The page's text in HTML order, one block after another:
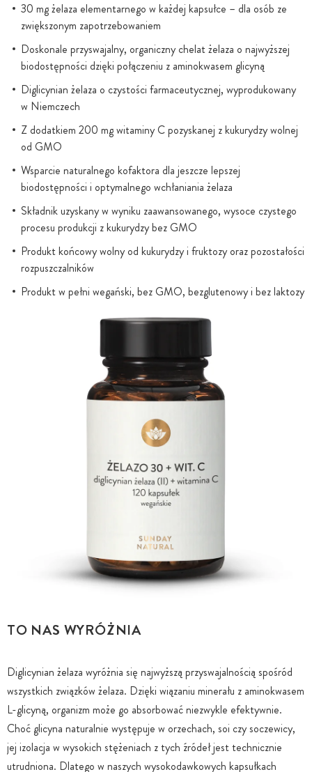
30 mg żelaza elementarnego w każdej kapsułce – dla osób ze
zwiększonym zapotrzebowaniem
Doskonale przyswajalny, organiczny chelat żelaza o najwyższej
biodostępności dzięki połączeniu z aminokwasem glicyną
Diglicynian żelaza o czystości farmaceutycznej, wyprodukowany
w Niemczech
Z dodatkiem 200 mg witaminy C pozyskanej z kukurydzy wolnej
od GMO
Wsparcie naturalnego kofaktora dla jeszcze lepszej
biodostępności i optymalnego wchłaniania żelaza
Składnik uzyskany w wyniku zaawansowanego, wysoce czystego
procesu produkcji z kukurydzy bez GMO
Produkt końcowy wolny od kukurydzy i fruktozy oraz pozostałości
rozpuszczalników
Produkt w pełni wegański, bez GMO, bezglutenowy i bez laktozy
TO NAS WYRÓŻNIA
Diglicynian żelaza wyróżnia się najwyższą przyswajalnością spośród
wszystkich związków żelaza. Dzięki wiązaniu minerału z aminokwasem
L-glicyną, organizm może go absorbować niezwykle efektywnie.
Choć glicyna naturalnie występuje w orzechach, soi czy soczewicy,
jej izolacja w wysokich stężeniach z tych źródeł jest technicznie
utrudniona. Dlatego w naszych wysokodawkowych kapsułkach